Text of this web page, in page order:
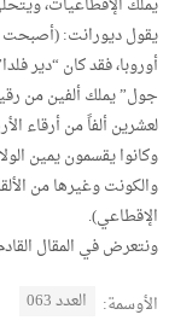
يقول ديورانت: (أصبحت
جول” يملك ألفين من
لعشرين ألفاً من أرقاء
وكانوا يقسمون يمين
والكونت وغيرها من
الإقطاعي).
ونتعرض في المقال
الأوسمة: العدد 063